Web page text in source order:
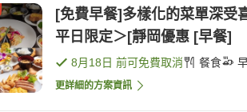
[免費早餐]多樣化的菜單深受
平日限定＞[靜岡優惠 [早餐]
8月18日 前可免費取消 餐食
更詳細的方案資訊